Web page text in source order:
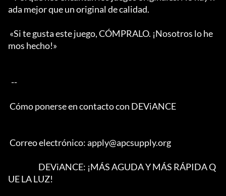
ada mejor que un original de calidad.
mos hecho!»
UE LA LUZ!